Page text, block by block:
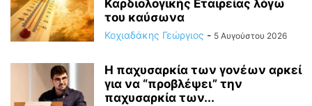
Καρδιολογικής Εταιρείας λόγω
του καύσωνα
Κοχιαδάκης Γεώργιος - 5 Αυγούστου 2026
Η παχυσαρκία των γονέων αρκεί
για να “προβλέψει” την
παχυσαρκία των...